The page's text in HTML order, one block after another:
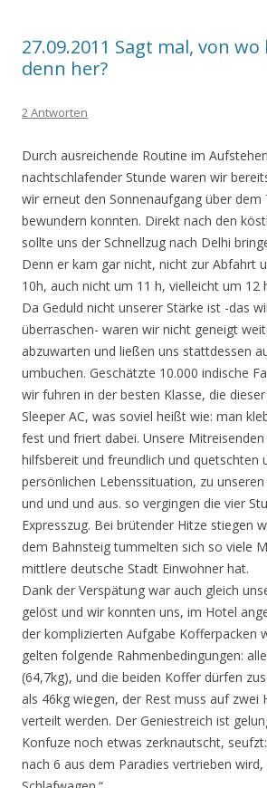
27.09.2011 Sagt mal, von
denn her?
2 Antworten
Durch ausreichende Routine im
nachtschlafender Stunde waren wir
wir erneut den Sonnenaufgang über dem
bewundern konnten. Direkt nach den
sollte uns der Schnellzug nach Delhi
Denn er kam gar nicht, nicht zur Abfahrt
10h, auch nicht um 11 h, vielleicht um 12
Da Geduld nicht unserer Stärke ist -das
überraschen- waren wir nicht geneigt
abzuwarten und ließen uns stattdessen
umbuchen. Geschätzte 10.000 indische
wir fuhren in der besten Klasse, die
Sleeper AC, was soviel heißt wie: man
fest und friert dabei. Unsere
hilfsbereit und freundlich und quetschten
persönlichen Lebenssituation, zu
und und und aus. so vergingen die vier
Expresszug. Bei brütender Hitze stiegen
dem Bahnsteig tummelten sich so viele
mittlere deutsche Stadt Einwohner hat.
Dank der Verspätung war auch gleich
gelöst und wir konnten uns, im Hotel
der komplizierten Aufgabe Kofferpacken
gelten folgende Rahmenbedingungen:
(64,7kg), und die beiden Koffer dürfen
als 46kg wiegen, der Rest muss auf zwei
verteilt werden. Der Geniestreich ist
Konfuze noch etwas zerknautscht,
nach 6 aus dem Paradies vertrieben